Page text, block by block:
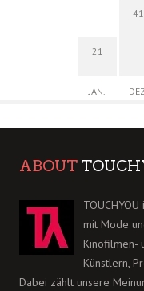
21
JAN.
41
ABOUT
mit Mode
Kinofilmen-
Künstlern,
Dabei zählt unsere